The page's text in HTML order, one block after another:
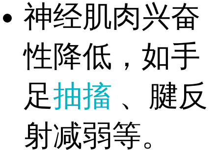
神经肌肉兴奋
性降低，如手
足抽搐 、腱反
射减弱等。